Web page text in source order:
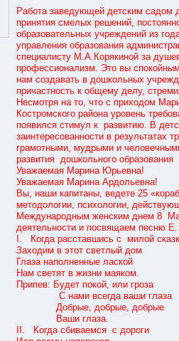
Работа заведующей детским садом
принятия смелых решений,
образовательных учреждений из
управления образования
специалисту М.А.Корякиной за
профессионализм. Это вы
нам создавать в дошкольных
причастность к общему делу,
Несмотря на то, что с приходом
Костромского района уровень
появился стимул к развитию. В
заинтересованности в
грамотными, мудрыми и
развития дошкольного
Уважаемая Марина Юрьевна!
Уважаемая Марина Ардольевна!
Вы, наши капитаны, ведете 25
методологии, психологии,
Международным женским днем 8
деятельности и посвящаем песню
I. Когда расставшись с милой
Заходим в этот светлый дом
Глаза наполненные лаской
Нам светят в жизни маяком.
Припев: Будет покой, или гроза
С нами всегда ваши глаза
Добрые, добрые, добрые
Ваши глаза.
II. Когда сбиваемся с дороги